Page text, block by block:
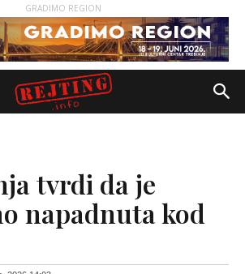
GRADIMO REGION
tvrdi da je
napadnuta kod